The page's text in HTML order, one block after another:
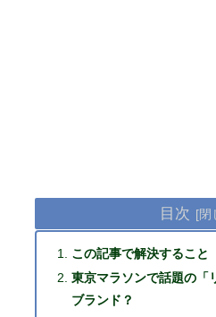
目次
この記事で解決すること
東京マラソンで話題の「
ブランド？